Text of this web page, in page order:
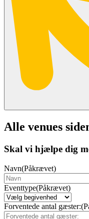
Alle venues
Skal vi hjælpe dig
Navn(Påkrævet)
Eventtype(Påkrævet)
Forventede antal gæster: